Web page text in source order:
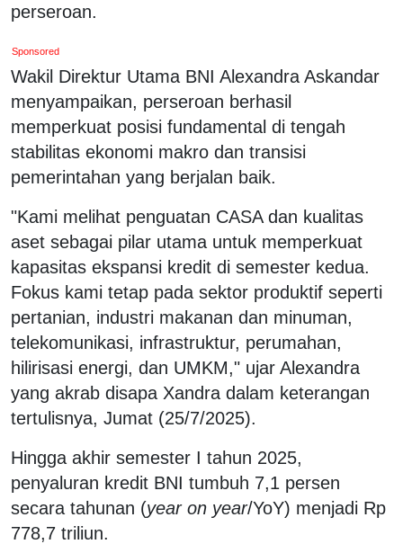
perseroan.
Sponsored
Wakil Direktur Utama BNI Alexandra Askandar
menyampaikan, perseroan berhasil
memperkuat posisi fundamental di tengah
stabilitas ekonomi makro dan transisi
pemerintahan yang berjalan baik.
"Kami melihat penguatan CASA dan kualitas
aset sebagai pilar utama untuk memperkuat
kapasitas ekspansi kredit di semester kedua.
Fokus kami tetap pada sektor produktif seperti
pertanian, industri makanan dan minuman,
telekomunikasi, infrastruktur, perumahan,
hilirisasi energi, dan UMKM," ujar Alexandra
yang akrab disapa Xandra dalam keterangan
tertulisnya, Jumat (25/7/2025).
Hingga akhir semester I tahun 2025,
penyaluran kredit BNI tumbuh 7,1 persen
secara tahunan (year on year/YoY) menjadi Rp
778,7 triliun.